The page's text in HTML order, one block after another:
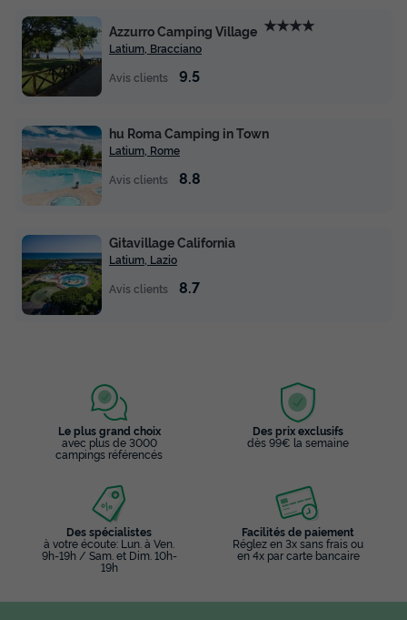
Azzurro Camping Village ★★★★
Latium, Bracciano
Avis clients
9.5
hu Roma Camping in Town
Latium, Rome
Avis clients
8.8
Gitavillage California
Latium, Lazio
Avis clients
8.7
Le plus grand choix
avec plus de 3000
campings référencés
Des prix exclusifs
dès 99€ la semaine
Des spécialistes
à votre écoute: Lun. à Ven.
9h-19h / Sam. et Dim. 10h-
19h
Facilités de paiement
Réglez en 3x sans frais ou
en 4x par carte bancaire